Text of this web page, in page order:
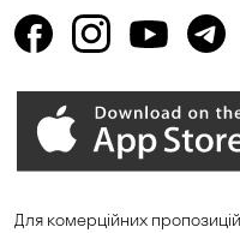
Для комерційних пропозицій